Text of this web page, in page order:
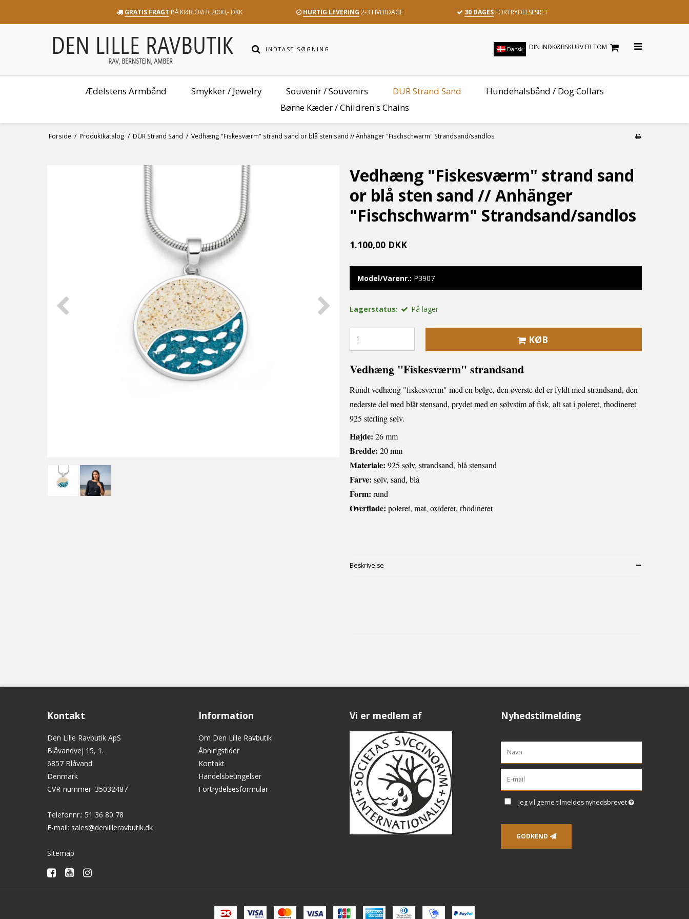
GRATIS FRAGT PÅ KØB OVER 2000,- DKK HURTIG LEVERING 2-3 HVERDAGE 30 DAGESFORTRYDELSESRET
Dansk DIN INDKØBSKURV ER TOM
Ædelstens Armbånd Smykker / Jewelry Souvenir / Souvenirs DUR Strand Sand
Hundehalsbånd / Dog Collars
Børne Kæder / Children's Chains
Forside / Produktkatalog / DUR Strand Sand / Vedhæng "Fiskesværm" strand sand or blå sten sand // Anhänger "Fischschwarm" Strandsand/sandlos
Vedhæng "Fiskesværm" strand sand
or blå sten sand // Anhänger
"Fischschwarm" Strandsand/sandlos
1.100,00 DKK
Model/Varenr.: P3907
Lagerstatus: På lager
KØB
Vedhæng "Fiskesværm" strandsand
Rundt vedhæng "fiskesværm" med en bølge, den øverste del er fyldt med strandsand, den
nederste del med blåt stensand, prydet med en sølvstim af fisk, alt sat i poleret, rhodineret
925 sterling sølv.
Højde: 26 mm
Bredde: 20 mm
Materiale: 925 sølv, strandsand, blå stensand
Farve: sølv, sand, blå
Form: rund
Overflade: poleret, mat, oxideret, rhodineret
Beskrivelse
Kontakt
Den Lille Ravbutik ApS
Blåvandvej 15, 1.
6857 Blåvand
Denmark
CVR-nummer: 35032487
Telefonnr.: 51 36 80 78
E-mail: sales@denlilleravbutik.dk
Sitemap
Information
Om Den Lille Ravbutik
Åbningstider
Kontakt
Handelsbetingelser
Fortrydelsesformular
Vi er medlem af Nyhedstilmelding
Jeg vil gerne tilmeldes nyhedsbrevet
GODKEND